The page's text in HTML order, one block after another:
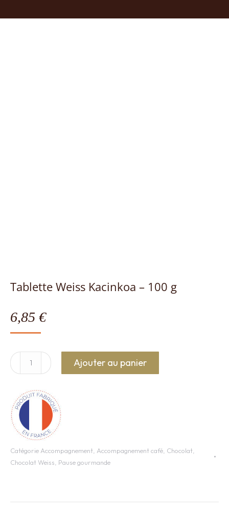
Tablette Weiss Kacinkoa – 100 g
6,85 €
quantité
de
Weiss
Kacinkoa
-
g
Ajouter au panier
Catégorie Accompagnement Accompagnement café Chocolat
Chocolat Weiss Pause gourmande